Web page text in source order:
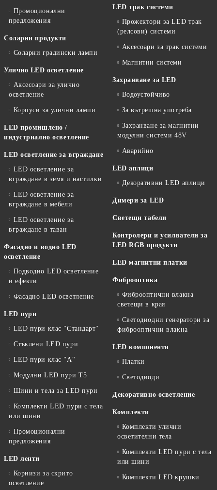
Промоционални
предложения
Соларни продукти
Соларни градински лампи
Улично LED осветление
Аксесоари за улично
осветление
Корпуси за улични лампи
LED промишлено /
индустриално осветление
LED осветление за вграждане
LED осветление за
вграждане в земя и настилки
LED осветление за
вграждане в мебели
LED осветление за
вграждане в таван
Фасадно и водно LED
осветление
Подводно LED осветление
и ефекти
Фасадно LED осветление
LED пури
LED пури клас "Стандарт"
Стъклени LED пури
LED пури клас "А"
Модулни LED пури T5
Шини и тела за LED пури
Комплекти LED пури с тела
или шини
Промоционални
предложения
LED ленти
Корнизи за скрито
осветление
LED трак системи
Прожектори за LED трак
(релсови) системи
Аксесоари за трак системи
Магнитни системи
Захранване за LED
Водоустойчиво
За вътрешна употреба
Захранване за магнитни
модулни системи 48V
Аварийно
LED аплици
Декоративни LED аплици
Димери за LED
Светещи табели
Контролери и усилватели за
LED RGB продукти
LED магнитни платки
Фиброоптика
Фиброоптични влакна
светещи в края
Светодиодни генератори за
фиброоптични влакна
LED компоненти
Платки
Светодиоди
Декоративно осветление
Комплекти
Комплекти улични
осветителни тела
Комплекти LED пури с тела
или шини
Комплекти LED крушки